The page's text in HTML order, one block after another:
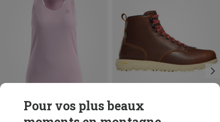
Vous économisez 39% Vous économisez 22%
Pour vos plus beaux